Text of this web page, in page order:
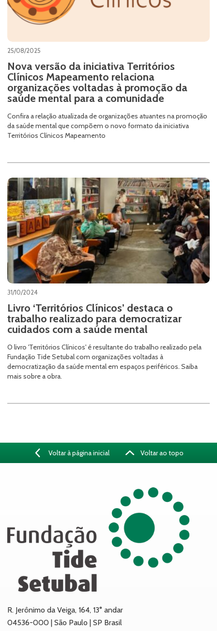
25/08/2025
Nova versão da iniciativa Territórios
Clínicos Mapeamento relaciona
organizações voltadas à promoção da
saúde mental para a comunidade
Confira a relação atualizada de organizações atuantes na promoção
da saúde mental que compõem o novo formato da iniciativa
Territórios Clínicos Mapeamento
31/10/2024
Livro ‘Territórios Clínicos’ destaca o
trabalho realizado para democratizar
cuidados com a saúde mental
O livro 'Territórios Clínicos' é resultante do trabalho realizado pela
Fundação Tide Setubal com organizações voltadas à
democratização da saúde mental em espaços periféricos. Saiba
mais sobre a obra.
Voltar à página inicial Voltar ao topo
R. Jerônimo da Veiga, 164, 13° andar
04536-000 | São Paulo | SP Brasil